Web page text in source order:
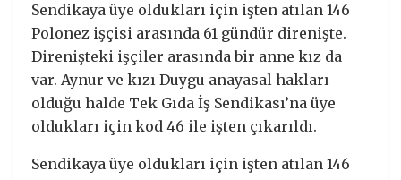
Sendikaya üye oldukları için işten atılan 146
Polonez işçisi arasında 61 gündür direnişte.
Direnişteki işçiler arasında bir anne kız da
var. Aynur ve kızı Duygu anayasal hakları
olduğu halde Tek Gıda İş Sendikası’na üye
oldukları için kod 46 ile işten çıkarıldı.
Sendikaya üye oldukları için işten atılan 146